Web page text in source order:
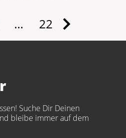
… 22
Suche Dir Deinen
bleibe immer auf dem